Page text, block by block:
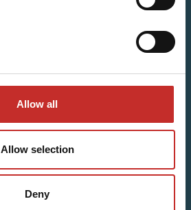
Allow all
Allow selection
Deny